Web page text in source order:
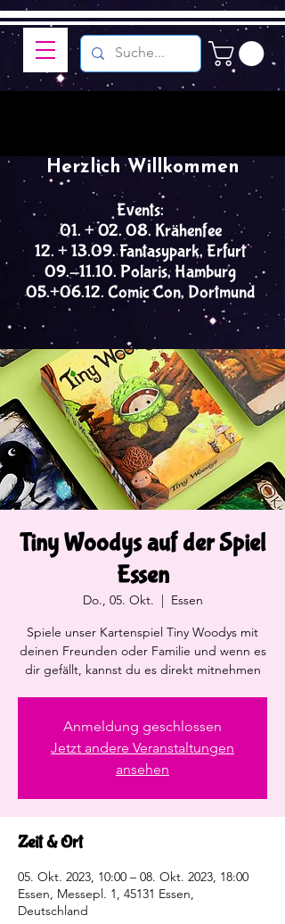
Events:
01. + 02. 08. Krähenfee
12. + 13.09. Fantasypark, Erfurt
09.-11.10. Polaris, Hamburg
05.+06.12. Comic Con, Dortmund
Herzlich Willkommen
Tiny Woodys auf der Spiel
Essen
Do., 05. Okt.
  |
Essen
Spiele unser Kartenspiel Tiny Woodys mit
deinen Freunden oder Familie und wenn es
dir gefällt, kannst du es direkt mitnehmen
Anmeldung geschlossen
Jetzt andere Veranstaltungen
ansehen
Zeit & Ort
05. Okt. 2023, 10:00 – 08. Okt. 2023, 18:00
Essen, Messepl. 1, 45131 Essen,
Deutschland